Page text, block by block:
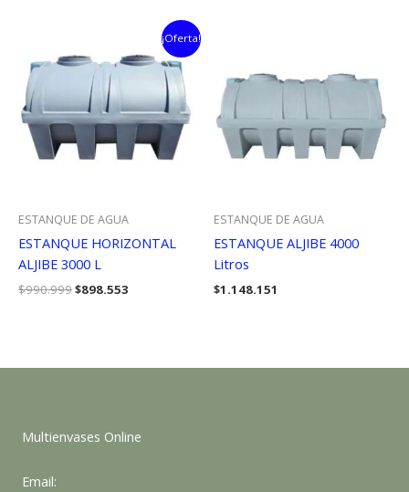
¡Oferta!
ESTANQUE DE AGUA
ESTANQUE HORIZONTAL
ALJIBE 3000 L
$990.999El
$898.553
ESTANQUE DE AGUA
ESTANQUE ALJIBE 4000
Litros
$1.148.151
Multienvases Online
Email: